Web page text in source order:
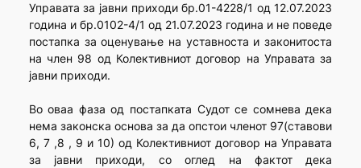
Управата за јавни приходи бр.01-4228/1 од 12.07.2023
година и бр.0102-4/1 од 21.07.2023 година и не поведе
постапка за оценување на уставноста и законитоста
на член 98 од Колективниот договор на Управата за
јавни приходи.
Во оваа фаза од постапката Судот се сомнева дека
нема законска основа за да опстои членот 97(ставови
6, 7 ,8 , 9 и 10) од Колективниот договор на Управата
за јавни приходи, со оглед на фактот дека